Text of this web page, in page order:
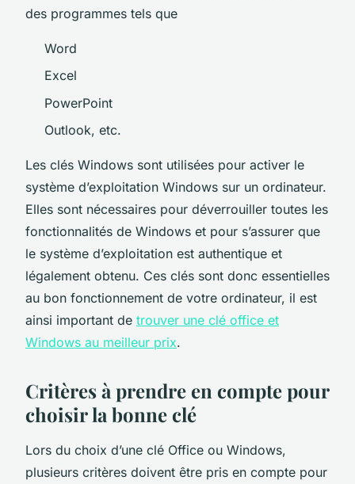
des programmes tels que
Word
Excel
PowerPoint
Outlook, etc.
Les clés Windows sont utilisées pour activer le
système d’exploitation Windows sur un ordinateur.
Elles sont nécessaires pour déverrouiller toutes les
fonctionnalités de Windows et pour s’assurer que
le système d’exploitation est authentique et
légalement obtenu. Ces clés sont donc essentielles
au bon fonctionnement de votre ordinateur, il est
ainsi important de trouver une clé office et
Windows au meilleur prix.
Critères à prendre en compte pour
choisir la bonne clé
Lors du choix d’une clé Office ou Windows,
plusieurs critères doivent être pris en compte pour